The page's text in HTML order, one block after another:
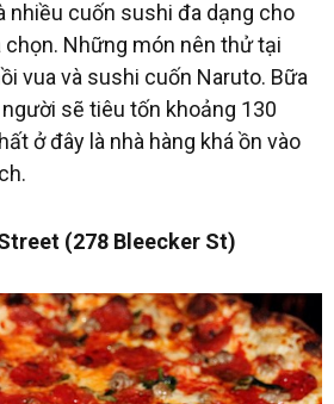
nhiều cuốn sushi đa dạng cho
Những món nên thử tại
vua và sushi cuốn Naruto. Bữa
sẽ tiêu tốn khoảng 130
ở đây là nhà hàng khá ồn vào
(278 Bleecker St)